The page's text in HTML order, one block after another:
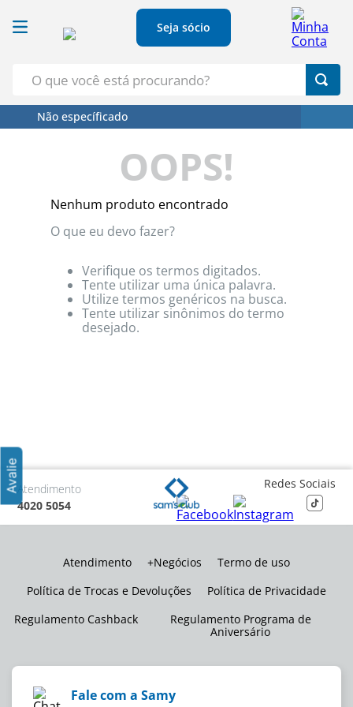
Seja sócio
Não específicado
OOPS!
Nenhum produto encontrado
O que eu devo fazer?
Verifique os termos digitados.
Tente utilizar uma única palavra.
Utilize termos genéricos na busca.
Tente utilizar sinônimos do termo
desejado.
Atendimento
4020 5054
Redes Sociais
Atendimento +Negócios
Termo de uso
Política de Trocas e Devoluções
Política de Privacidade
Regulamento Cashback
Regulamento Programa de
Aniversário
Fale com a Samy
Termos Mais Buscados
º Papel Higienico
º Leite
Azeite